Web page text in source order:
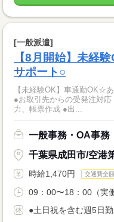
[一般派遣]
【8月開始】未経
サポート○
【未経験OK】車通勤OK☆
●お取引先からの受発注対
力、帳票作成 ●出...
一般事務・OA事務
千葉県成田市/空港
時給1,470円 交通費全
09：00〜18：00（実
●土日祝を含む週5日